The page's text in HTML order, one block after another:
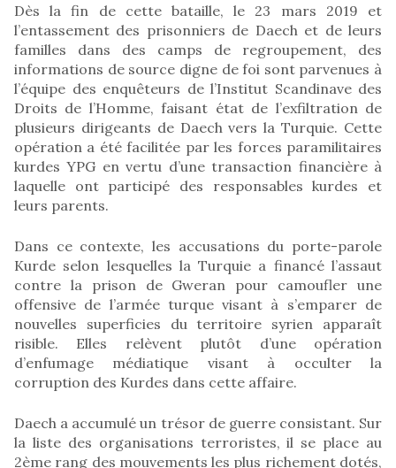
Dès la fin de cette bataille, le 23 mars 2019 et
l’entassement des prisonniers de Daech et de leurs
familles dans des camps de regroupement, des
informations de source digne de foi sont parvenues à
l’équipe des enquêteurs de l’Institut Scandinave des
Droits de l’Homme, faisant état de l’exfiltration de
plusieurs dirigeants de Daech vers la Turquie. Cette
opération a été facilitée par les forces paramilitaires
kurdes YPG en vertu d’une transaction financière à
laquelle ont participé des responsables kurdes et
leurs parents.
Dans ce contexte, les accusations du porte-parole
Kurde selon lesquelles la Turquie a financé l’assaut
contre la prison de Gweran pour camoufler une
offensive de l’armée turque visant à s’emparer de
nouvelles superficies du territoire syrien apparaît
risible. Elles relèvent plutôt d’une opération
d’enfumage médiatique visant à occulter la
corruption des Kurdes dans cette affaire.
Daech a accumulé un trésor de guerre consistant. Sur
la liste des organisations terroristes, il se place au
2ème rang des mouvements les plus richement dotés,